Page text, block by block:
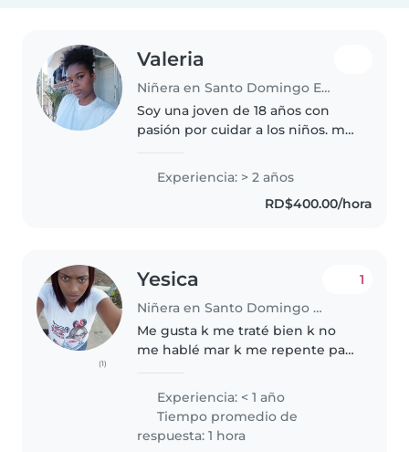
Valeria
Niñera en Santo Domingo Este
Soy una joven de 18 años con
pasión por cuidar a los niños. me
manualidades con ellos. Soy
paciente, bondadosa y
responsable. Puedo ayudar con
Experiencia: > 2 años
RD$400.00/hora
(1)
Yesica
Niñera en Santo Domingo Este
1
Me gusta k me traté bien k no
me hablé mar k me repente para
todo los k piezas los k le gusta y
los k no le gusta si..
Experiencia: < 1 año
Tiempo promedio de
respuesta: 1 hora